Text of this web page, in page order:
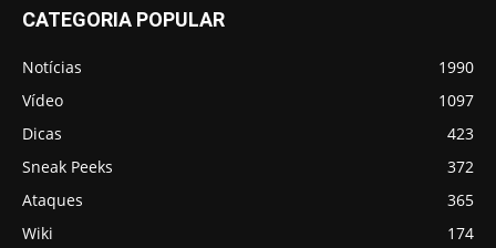
CATEGORIA POPULAR
Notícias
1990
Vídeo
1097
Dicas
423
Sneak Peeks
372
Ataques
365
Wiki
174